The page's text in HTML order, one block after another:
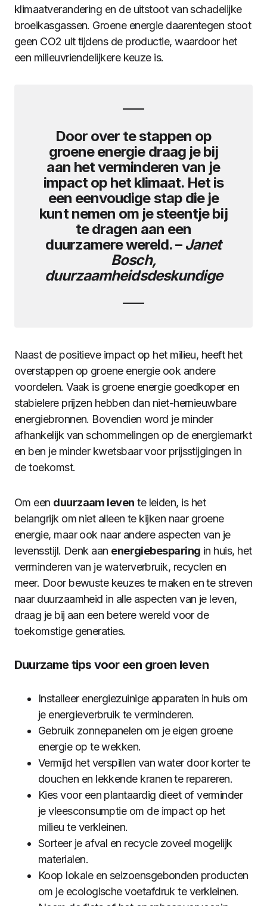
klimaatverandering en de uitstoot van schadelijke
broeikasgassen. Groene energie daarentegen stoot
geen CO2 uit tijdens de productie, waardoor het
een milieuvriendelijkere keuze is.
Door over te stappen op
groene energie draag je bij
aan het verminderen van je
impact op het klimaat. Het is
een eenvoudige stap die je
kunt nemen om je steentje bij
te dragen aan een
duurzamere wereld. – Janet
Bosch,
duurzaamheidsdeskundige
Naast de positieve impact op het milieu, heeft het
overstappen op groene energie ook andere
voordelen. Vaak is groene energie goedkoper en
stabielere prijzen hebben dan niet-hernieuwbare
energiebronnen. Bovendien word je minder
afhankelijk van schommelingen op de energiemarkt
en ben je minder kwetsbaar voor prijsstijgingen in
de toekomst.
Om een duurzaam leven te leiden, is het
belangrijk om niet alleen te kijken naar groene
energie, maar ook naar andere aspecten van je
levensstijl. Denk aan energiebesparing in huis, het
verminderen van je waterverbruik, recyclen en
meer. Door bewuste keuzes te maken en te streven
naar duurzaamheid in alle aspecten van je leven,
draag je bij aan een betere wereld voor de
toekomstige generaties.
Duurzame tips voor een groen leven
Installeer energiezuinige apparaten in huis om
je energieverbruik te verminderen.
Gebruik zonnepanelen om je eigen groene
energie op te wekken.
Vermijd het verspillen van water door korter te
douchen en lekkende kranen te repareren.
Kies voor een plantaardig dieet of verminder
je vleesconsumptie om de impact op het
milieu te verkleinen.
Sorteer je afval en recycle zoveel mogelijk
materialen.
Koop lokale en seizoensgebonden producten
om je ecologische voetafdruk te verkleinen.